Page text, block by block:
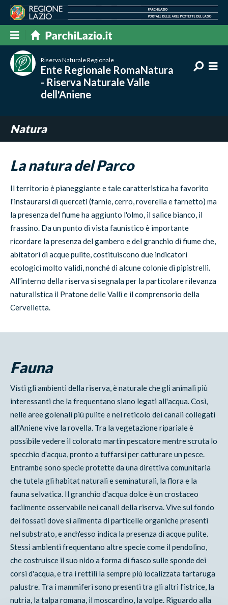
Riserva Naturale Regionale
Ente Regionale RomaNatura
- Riserva Naturale Valle
dell'Aniene
Natura
La natura del Parco
Il territorio è pianeggiante e tale caratteristica ha favorito
l'instaurarsi di querceti (farnie, cerro, roverella e farnetto) ma
la presenza del fiume ha aggiunto l'olmo, il salice bianco, il
frassino. Da un punto di vista faunistico è importante
ricordare la presenza del gambero e del granchio di fiume che,
abitatori di acque pulite, costituiscono due indicatori
ecologici molto validi, nonché di alcune colonie di pipistrelli.
All'interno della riserva si segnala per la particolare rilevanza
naturalistica il Pratone delle Valli e il comprensorio della
Cervelletta.
Fauna
Visti gli ambienti della riserva, è naturale che gli animali più
interessanti che la frequentano siano legati all'acqua. Così,
nelle aree golenali più pulite e nel reticolo dei canali collegati
all'Aniene vive la rovella. Tra la vegetazione ripariale è
possibile vedere il colorato martin pescatore mentre scruta lo
specchio d'acqua, pronto a tuffarsi per catturare un pesce.
Entrambe sono specie protette da una direttiva comunitaria
che tutela gli habitat naturali e seminaturali, la flora e la
fauna selvatica. Il granchio d'acqua dolce è un crostaceo
facilmente osservabile nei canali della riserva. Vive sul fondo
dei fossati dove si alimenta di particelle organiche presenti
nel substrato, e anch'esso indica la presenza di acque pulite.
Stessi ambienti frequentano altre specie come il pendolino,
che costruisce il suo nido a forma di fiasco sulle sponde dei
corsi d'acqua, e tra i rettili la sempre più localizzata tartaruga
palustre. Tra i mammiferi sono presenti tra gli altri l'istrice, la
nutria, la talpa romana, il moscardino, la volpe. Riguardo alla